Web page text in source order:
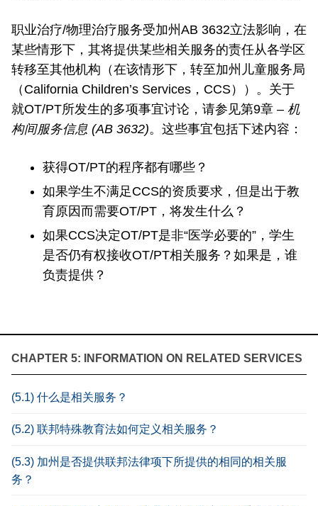
CHAPTER 5: INFORMATION ON RELATED SERVICES
(5.1) 什么是相关服务？
(5.2) 联邦特殊教育法如何定义相关服务？
(5.3) 加州是否提供联邦法律项下所提供的相同的相关服
务？
职业治疗/物理治疗服务受加州AB 3632立法影响，在
某些情形下，其将提供某些相关服务的责任从各学区
转移至其他机构（在该情形下，转至加州儿童服务局
（California Children’s Services，CCS））。关于
就OT/PT所发生的多项事宜讨论，请参见第9章 – 机
构间服务信息 (AB 3632)。这些事宜包括下述内容：
获得OT/PT的程序都有哪些？
如果学生不满足CCS的资质要求，但是出于教
育原因而需要OT/PT，将发生什么？
如果CCS决定OT/PT是非“医学必要的”，学生
是否仍有权接收OT/PT相关服务？如果是，谁
负责提供？